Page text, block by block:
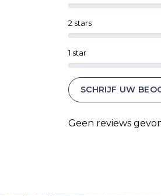
1 star
2 stars
SCHRIJF UW
Geen reviews